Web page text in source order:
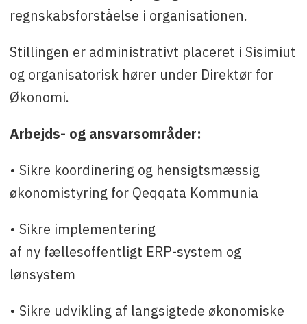
regnskabsforståelse i organisationen.
Stillingen er administrativt placeret i Sisimiut
og organisatorisk hører under Direktør for
Økonomi.
Arbejds- og ansvarsområder:
• Sikre koordinering og hensigtsmæssig
økonomistyring for Qeqqata Kommunia
• Sikre implementering
af ny fællesoffentligt ERP-system og
lønsystem
• Sikre udvikling af langsigtede økonomiske